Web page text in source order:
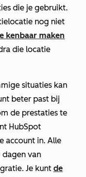
die je gebruikt.
nog niet
kenbaar maken
die locatie
situaties kan
beter past bij
de prestaties te
HubSpot
account in. Alle
van
Je kunt de